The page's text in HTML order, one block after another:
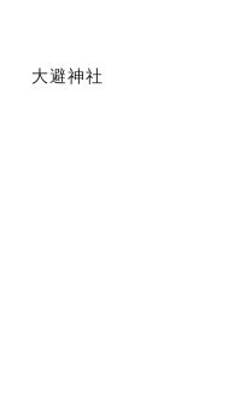
大避神社